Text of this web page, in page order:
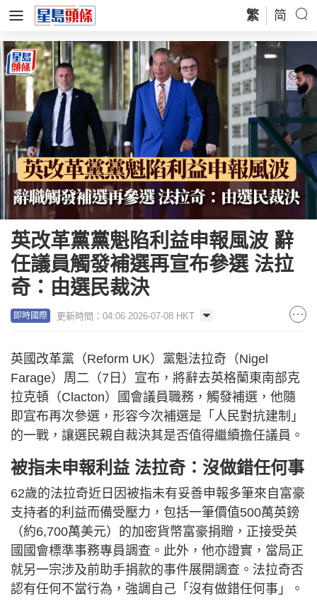
繁 简
英改革黨黨魁陷利益申報風波 辭
任議員觸發補選再宣布參選 法拉
奇：由選民裁決
即時國際 更新時間：04:06 2026-07-08 HKT
英國改革黨（Reform UK）黨魁法拉奇（Nigel
Farage）周二（7日）宣布，將辭去英格蘭東南部克
拉克頓（Clacton）國會議員職務，觸發補選，他隨
即宣布再次參選，形容今次補選是「人民對抗建制」
的一戰，讓選民親自裁決其是否值得繼續擔任議員。
被指未申報利益 法拉奇：沒做錯任何事
62歲的法拉奇近日因被指未有妥善申報多筆來自富豪
支持者的利益而備受壓力，包括一筆價值500萬英鎊
（約6,700萬美元）的加密貨幣富豪捐贈，正接受英
國國會標準事務專員調查。此外，他亦證實，當局正
就另一宗涉及前助手捐款的事件展開調查。法拉奇否
認有任何不當行為，強調自己「沒有做錯任何事」。